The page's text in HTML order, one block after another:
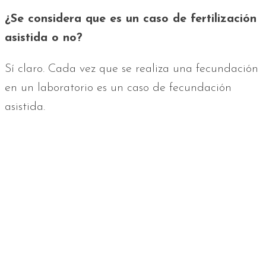
¿Se considera que es un caso de fertilización
asistida o no?
Sí claro. Cada vez que se realiza una fecundación
en un laboratorio es un caso de fecundación
asistida.